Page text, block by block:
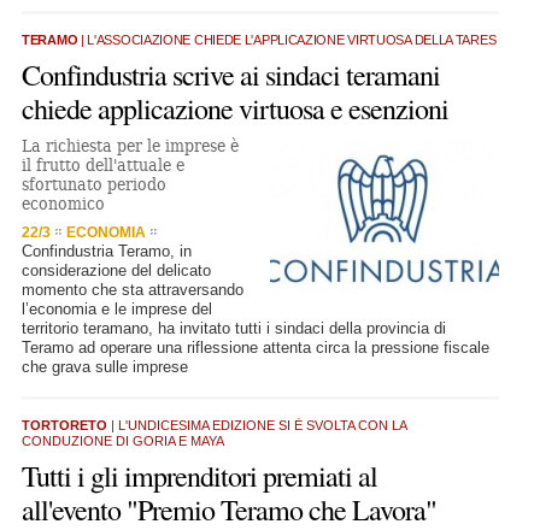
TERAMO | L'ASSOCIAZIONE CHIEDE L'APPLICAZIONE VIRTUOSA DELLA TARES
Confindustria scrive ai sindaci teramani
chiede applicazione virtuosa e esenzioni
La richiesta per le imprese è
il frutto dell'attuale e
sfortunato periodo
economico
22/3 ECONOMIA
Confindustria Teramo, in
considerazione del delicato
momento che sta attraversando
l’economia e le imprese del
territorio teramano, ha invitato tutti i sindaci della provincia di
Teramo ad operare una riflessione attenta circa la pressione fiscale
che grava sulle imprese
TORTORETO | L'UNDICESIMA EDIZIONE SI È SVOLTA CON LA
CONDUZIONE DI GORIA E MAYA
Tutti i gli imprenditori premiati al
all'evento "Premio Teramo che Lavora"